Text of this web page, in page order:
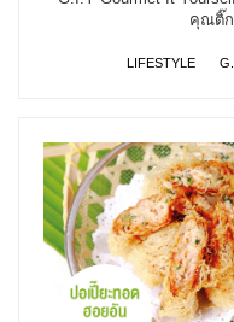
คุณติ๊ก
LIFESTYLE